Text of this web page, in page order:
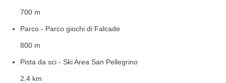
700 m
Parco - Parco giochi di Falcade
800 m
Pista da sci - Ski Area San Pellegrino
2,4 km